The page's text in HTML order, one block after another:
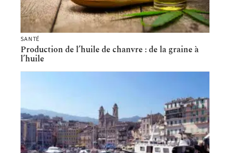
SANTÉ
Production de l’huile de chanvre : de la graine à
l’huile